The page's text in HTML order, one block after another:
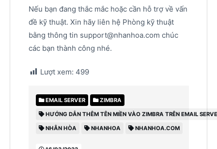
Nếu bạn đang thắc mắc hoặc cần hỗ trợ về vấn
đề kỹ thuật. Xin hãy liên hệ Phòng kỹ thuật
bằng thông tin support@nhanhoa.com chúc
các bạn thành công nhé.
Lượt xem: 499
EMAIL SERVER ZIMBRA
HƯỚNG DẪN THÊM TÊN MIỀN VÀO ZIMBRA TRÊN EMAIL
NHÂN HÒA NHANHOA NHANHOA.COM